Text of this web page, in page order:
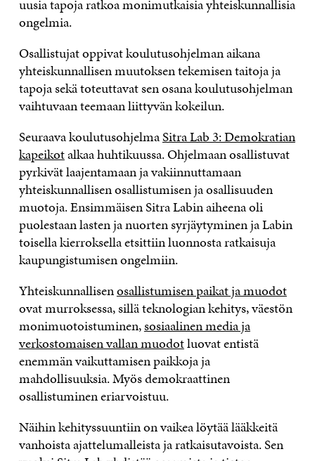
uusia tapoja ratkoa monimutkaisia yhteiskunnallisia
ongelmia.
Osallistujat oppivat koulutusohjelman aikana
yhteiskunnallisen muutoksen tekemisen taitoja ja
tapoja sekä toteuttavat sen osana koulutusohjelman
vaihtuvaan teemaan liittyvän kokeilun.
Seuraava koulutusohjelmaSitra Lab 3: Demokratian
kapeikotalkaa huhtikuussa. Ohjelmaan osallistuvat
pyrkivät laajentamaan ja vakiinnuttamaan
yhteiskunnallisen osallistumisen ja osallisuuden
muotoja. Ensimmäisen Sitra Labin aiheena oli
puolestaan lasten ja nuorten syrjäytyminen ja Labin
toisella kierroksella etsittiin luonnosta ratkaisuja
kaupungistumisen ongelmiin.
Yhteiskunnallisenosallistumisen paikat ja muodot
ovat murroksessa, sillä teknologian kehitys, väestön
monimuotoistuminen,sosiaalinen media ja
verkostomaisen vallan muodotluovat entistä
enemmän vaikuttamisen paikkoja ja
mahdollisuuksia. Myös demokraattinen
osallistuminen eriarvoistuu.
Näihin kehityssuuntiin on vaikea löytää lääkkeitä
vanhoista ajattelumalleista ja ratkaisutavoista. Sen